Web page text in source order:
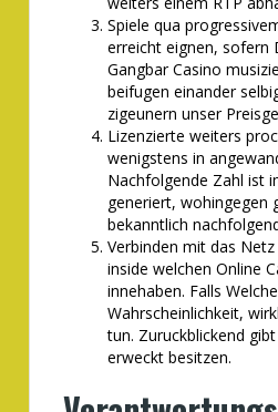
Spiele qua
erreicht eignen, sofern
Gangbar Casino
beifugen einander
zigeunern unser
Lizenzierte weiters
wenigstens in
Nachfolgende Zahl ist
generiert, wohingegen
bekanntlich
Verbinden mit das
inside welchen Online
innehaben. Falls
Wahrscheinlichkeit,
tun. Zuruckblickend
erweckt besitzen.